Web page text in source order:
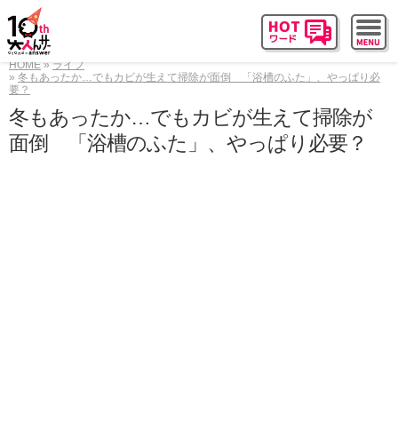
HOME
ライフ
冬もあったか…でもカビが生えて掃除が面倒 「浴槽のふた」、やっぱり必
要？
冬もあったか…でもカビが生えて掃除が
面倒 「浴槽のふた」、やっぱり必要？